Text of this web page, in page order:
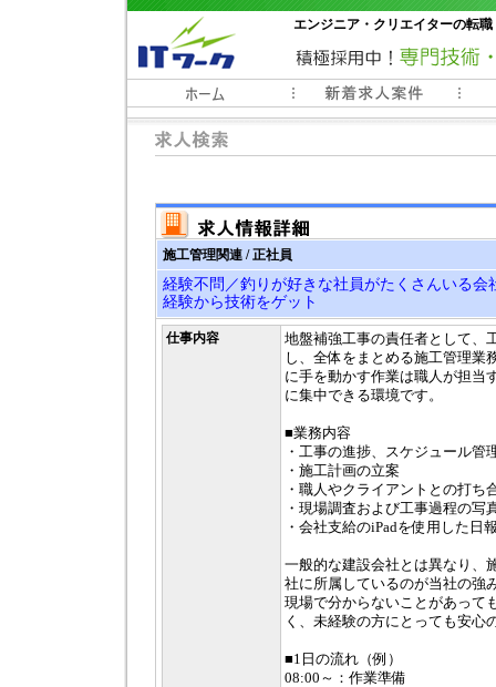
エンジニア・クリエイターの転
常時3000件以上の求人情報掲載中
施工管理関連 / 正社員
経験不問／釣りが好きな社員がたくさんいる
経験から技術をゲット
仕事内容
地盤補強工事の責任者として、
し、全体をまとめる施工管理業
に手を動かす作業は職人が担当
に集中できる環境です。
■業務内容
・工事の進捗、スケジュール管
・施工計画の立案
・職人やクライアントとの打ち
・現場調査および工事過程の写
・会社支給のiPadを使用した日
一般的な建設会社とは異なり、
社に所属しているのが当社の強
現場で分からないことがあって
く、未経験の方にとっても安心
■1日の流れ（例）
08:00～：作業準備